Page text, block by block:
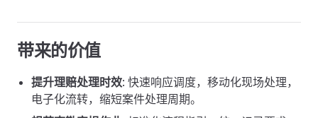
带来的价值
提升理赔处理时效: 快速响应调度，移动化现场处理，
电子化流转，缩短案件处理周期。